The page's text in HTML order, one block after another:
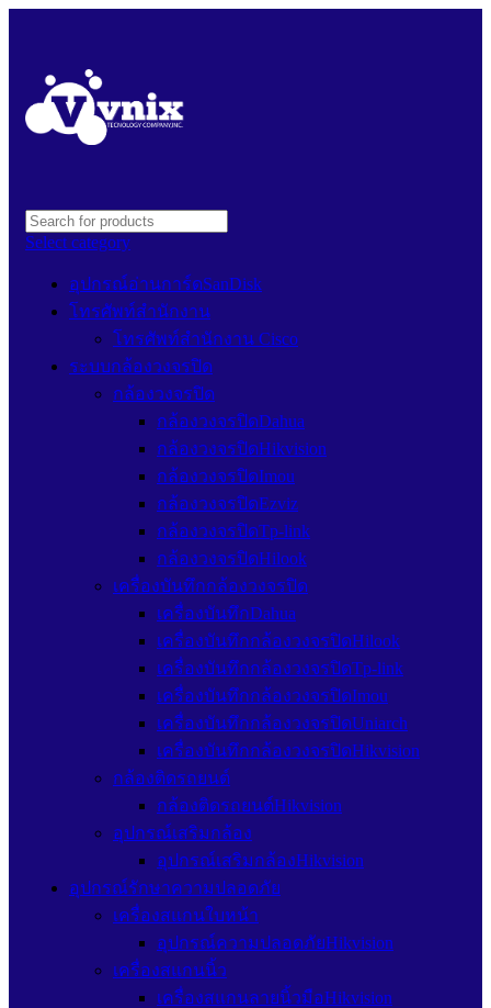
Select category
อุปกรณ์อ่านการ์ดSanDisk
โทรศัพท์สำนักงาน
โทรศัพท์สำนักงาน Cisco
ระบบกล้องวงจรปิด
กล้องวงจรปิด
กล้องวงจรปิดDahua
กล้องวงจรปิดHikvision
กล้องวงจรปิดImou
กล้องวงจรปิดEzviz
กล้องวงจรปิดTp-link
กล้องวงจรปิดHilook
เครื่องบันทึกกล้องวงจรปิด
เครื่องบันทึกDahua
เครื่องบันทึกกล้องวงจรปิดHilook
เครื่องบันทึกกล้องวงจรปิดTp-link
เครื่องบันทึกกล้องวงจรปิดImou
เครื่องบันทึกกล้องวงจรปิดUniarch
เครื่องบันทึกกล้องวงจรปิดHikvision
กล้องติดรถยนต์
กล้องติดรถยนต์Hikvision
อุปกรณ์เสริมกล้อง
อุปกรณ์เสริมกล้องHikvision
อุปกรณ์รักษาความปลอดภัย
เครื่องสแกนใบหน้า
อุปกรณ์ความปลอดภัยHikvision
เครื่องสแกนนิ้ว
เครื่องสแกนลายนิ้วมือHikvision